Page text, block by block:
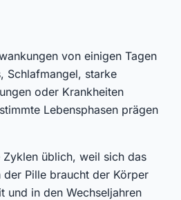
von einigen Tagen
Schlafmangel, starke
oder Krankheiten
Lebensphasen prägen
Zyklen üblich, weil sich das
der Pille braucht der Körper
und in den Wechseljahren